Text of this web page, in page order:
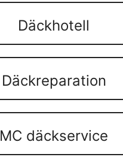
Däckhotell
Däckreparation
MC däckservice